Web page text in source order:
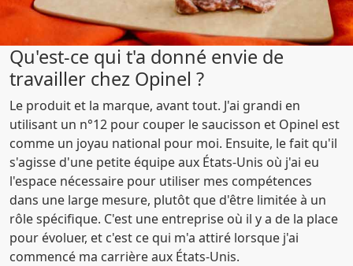
Qu'est-ce qui t'a donné envie de
travailler chez Opinel ?
Le produit et la marque, avant tout. J'ai grandi en
utilisant un n°12 pour couper le saucisson et Opinel est
comme un joyau national pour moi. Ensuite, le fait qu'il
s'agisse d'une petite équipe aux États-Unis où j'ai eu
l'espace nécessaire pour utiliser mes compétences
dans une large mesure, plutôt que d'être limitée à un
rôle spécifique. C'est une entreprise où il y a de la place
pour évoluer, et c'est ce qui m'a attiré lorsque j'ai
commencé ma carrière aux États-Unis.